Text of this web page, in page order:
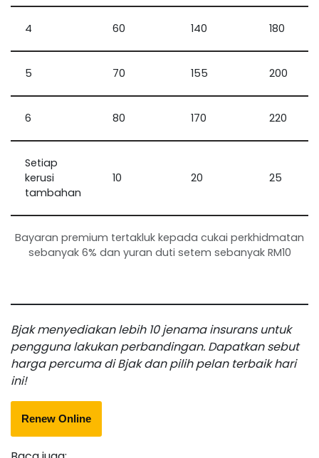
4 60 140 180
5 70 155 200
6 80 170 220
Setiap
kerusi
tambahan
10 20 25
Bayaran premium tertakluk kepada cukai perkhidmatan
sebanyak 6% dan yuran duti setem sebanyak RM10
Bjak menyediakan lebih 10 jenama insurans untuk
pengguna lakukan perbandingan. Dapatkan sebut
harga percuma di Bjak dan pilih pelan terbaik hari
ini!
Renew Online